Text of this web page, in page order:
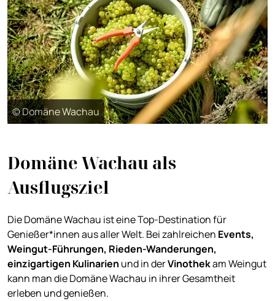
© Domäne Wachau
Domäne Wachau als
Ausflugsziel
Die Domäne Wachau ist eine Top-Destination für
Genießer*innen aus aller Welt. Bei zahlreichen Events,
Weingut-Führungen, Rieden-Wanderungen,
einzigartigen Kulinarien und in derVinothekam Weingut
kann man die Domäne Wachau in ihrer Gesamtheit
erleben und genießen.